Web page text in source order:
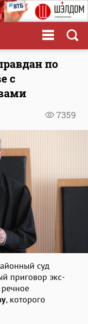
по
с
7359
суд
приговор экс-
, которого